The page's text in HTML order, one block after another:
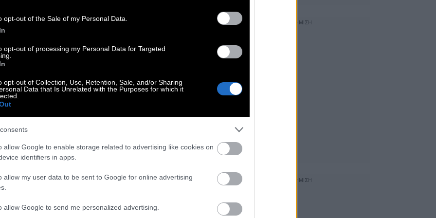
opt-out of the Sale of my Personal Data.
opt-out of processing my Personal Data for Targeted
opt-out of Collection, Use, Retention, Sale, and/or Sharing
Data that Is Unrelated with the Purposes for which it
allow Google to enable storage related to advertising like cookies on
identifiers in apps.
allow my user data to be sent to Google for online advertising
allow Google to send me personalized advertising.
τη Μανταλένα Μαρία Διαμαντή
γιατρός που αναβαθμίζει το τεστ ΠΑΠ
ογκολογίας και παθολογίας
Τζονς Χόπκινς- στον οποίο όλες οι γυναίκες
υπερήφανους.-Από τη Μανταλένα Μαρία Διαμαντή
άνθρωπος που έσωσε τη ζωή εκατομμυρίων
και σημαντικότερους γιατρούς παγκοσμίως, χάρη
οποίο όλες οι γυναίκες οφείλουμε ευγνωμοσύνη,
Από τη Μανταλένα Μαρία Διαμαντή